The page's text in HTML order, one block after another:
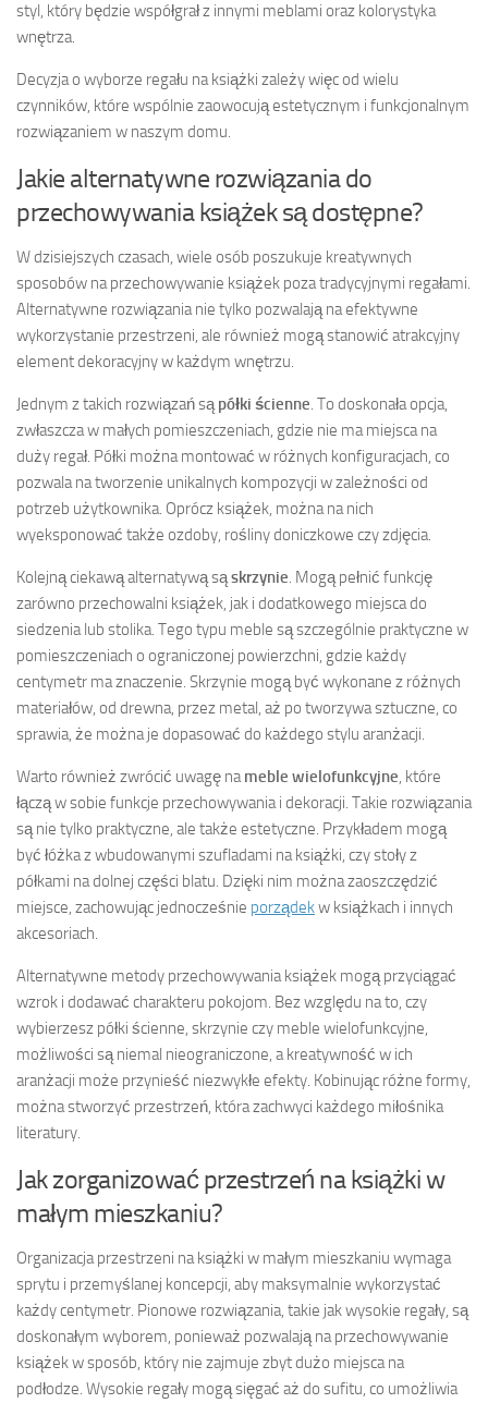
styl, który będzie współgrał z innymi meblami oraz kolorystyka
wnętrza.
Decyzja o wyborze regału na książki zależy więc od wielu
czynników, które wspólnie zaowocują estetycznym i funkcjonalnym
rozwiązaniem w naszym domu.
Jakie alternatywne rozwiązania do
przechowywania książek są dostępne?
W dzisiejszych czasach, wiele osób poszukuje kreatywnych
sposobów na przechowywanie książek poza tradycyjnymi regałami.
Alternatywne rozwiązania nie tylko pozwalają na efektywne
wykorzystanie przestrzeni, ale również mogą stanowić atrakcyjny
element dekoracyjny w każdym wnętrzu.
Jednym z takich rozwiązań sąpółki ścienne. To doskonała opcja,
zwłaszcza w małych pomieszczeniach, gdzie nie ma miejsca na
duży regał. Półki można montować w różnych konfiguracjach, co
pozwala na tworzenie unikalnych kompozycji w zależności od
potrzeb użytkownika. Oprócz książek, można na nich
wyeksponować także ozdoby, rośliny doniczkowe czy zdjęcia.
Kolejną ciekawą alternatywą sąskrzynie. Mogą pełnić funkcję
zarówno przechowalni książek, jak i dodatkowego miejsca do
siedzenia lub stolika. Tego typu meble są szczególnie praktyczne w
pomieszczeniach o ograniczonej powierzchni, gdzie każdy
centymetr ma znaczenie. Skrzynie mogą być wykonane z różnych
materiałów, od drewna, przez metal, aż po tworzywa sztuczne, co
sprawia, że można je dopasować do każdego stylu aranżacji.
Warto również zwrócić uwagę nameble wielofunkcyjne, które
łączą w sobie funkcje przechowywania i dekoracji. Takie rozwiązania
są nie tylko praktyczne, ale także estetyczne. Przykładem mogą
być łóżka z wbudowanymi szufladami na książki, czy stoły z
półkami na dolnej części blatu. Dzięki nim można zaoszczędzić
miejsce, zachowując jednocześnie porządekw książkach i innych
akcesoriach.
Alternatywne metody przechowywania książek mogą przyciągać
wzrok i dodawać charakteru pokojom. Bez względu na to, czy
wybierzesz półki ścienne, skrzynie czy meble wielofunkcyjne,
możliwości są niemal nieograniczone, a kreatywność w ich
aranżacji może przynieść niezwykłe efekty. Kobinując różne formy,
można stworzyć przestrzeń, która zachwyci każdego miłośnika
literatury.
Jak zorganizować przestrzeń na książki w
małym mieszkaniu?
Organizacja przestrzeni na książki w małym mieszkaniu wymaga
sprytu i przemyślanej koncepcji, aby maksymalnie wykorzystać
każdy centymetr. Pionowe rozwiązania, takie jak wysokie regały, są
doskonałym wyborem, ponieważ pozwalają na przechowywanie
książek w sposób, który nie zajmuje zbyt dużo miejsca na
podłodze. Wysokie regały mogą sięgać aż do sufitu, co umożliwia